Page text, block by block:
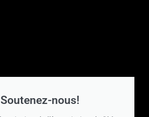
Soutenez-nous!